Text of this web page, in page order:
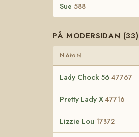
Sue 588
PÅ MODERSIDAN (33)
NAMN
Lady Chock 56 47767
Pretty Lady X 47716
Lizzie Lou 17872